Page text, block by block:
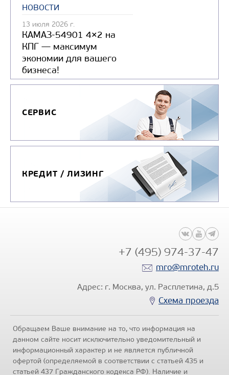
новости
13 июля 2026 г.
КАМАЗ-54901 4×2 на
КПГ — максимум
экономии для вашего
бизнеса!
СЕРВИС
КРЕДИТ / ЛИЗИНГ
+7 (495) 974-37-47
mro@mroteh.ru
Адрес: г. Москва, ул. Расплетина, д.5
Схема проезда
Обращаем Ваше внимание на то, что информация на
данном сайте носит исключительно уведомительный и
информационный характер и не является публичной
офертой (определяемой в соответствии с статьей 435 и
статьей 437 Гражданского кодекса РФ). Наличие и